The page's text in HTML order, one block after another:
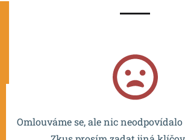
Omlouváme se, ale nic